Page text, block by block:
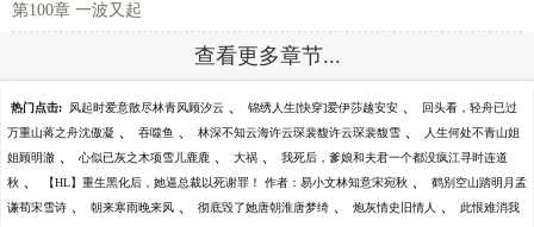
第100章 一波又起
查看更多章节...
热门点击: 风起时爱意散尽林青风顾汐云 、 锦绣人生[快穿]爱伊莎越安安 、 回头看，轻舟已过
万重山蒋之舟沈傲凝 、 吞噬鱼 、 林深不知云海许云琛裴馥许云琛裴馥雪 、 人生何处不青山姐
姐顾明澈 、 心似已灰之木项雪儿鹿鹿 、 大祸 、 我死后，爹娘和夫君一个都没疯江寻时连道
秋 、 【HL】重生黑化后，她逼总裁以死谢罪！ 作者：易小文林知意宋宛秋 、 鹤别空山踏明月孟
谦荀宋雪诗 、 朝来寒雨晚来风 、 彻底毁了她唐朝淮唐梦绮 、 炮灰情史旧情人 、 此恨难消我